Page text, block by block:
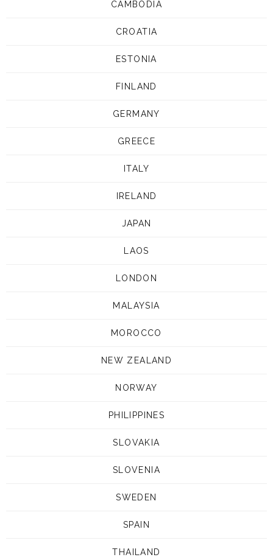
CAMBODIA
CROATIA
ESTONIA
FINLAND
GERMANY
GREECE
ITALY
IRELAND
JAPAN
LAOS
LONDON
MALAYSIA
MOROCCO
NEW ZEALAND
NORWAY
PHILIPPINES
SLOVAKIA
SLOVENIA
SWEDEN
SPAIN
THAILAND